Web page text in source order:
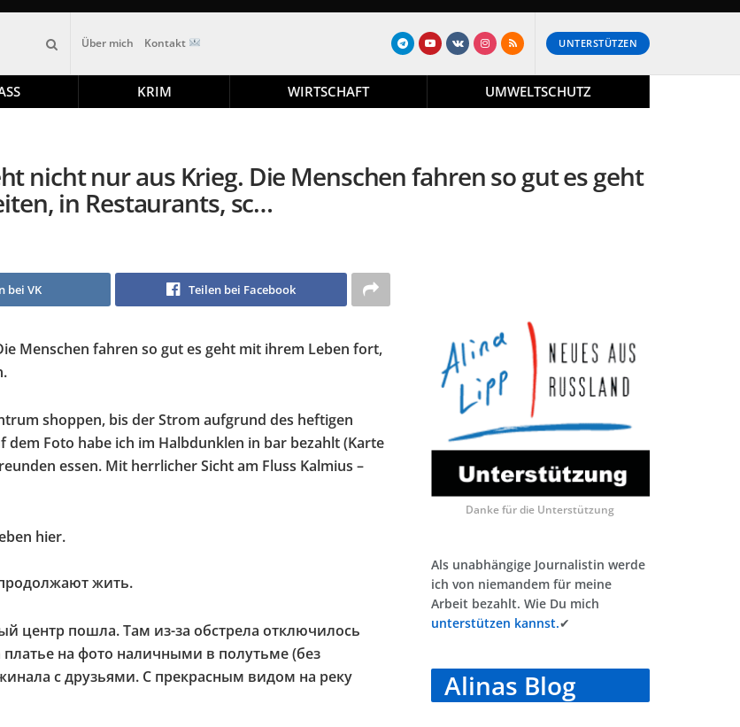
Über mich Kontakt UNTERSTÜTZEN
KRIM WIRTSCHAFT UMWELTSCHUTZ
nicht nur aus Krieg. Die Menschen fahren so gut es geht
in Restaurants, sc…
bei VK Teilen bei Facebook
Menschen fahren so gut es geht mit ihrem Leben fort,
shoppen, bis der Strom aufgrund des heftigen
Foto habe ich im Halbdunklen in bar bezahlt (Karte
essen. Mit herrlicher Sicht am Fluss Kalmius –
hier.
жить.
центр пошла. Там из-за обстрела отключилось
платье на фото наличными в полутьме (без
с друзьями. С прекрасным видом на реку
Danke für die Unterstützung
Als unabhängige Journalistin werde
ich von niemandem für meine
Arbeit bezahlt. Wie Du mich
unterstützen kannst.✔
Alinas Blog